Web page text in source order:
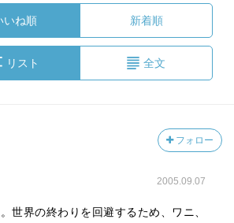
いね順 新着順
リスト 全文
フォロー
2005.09.07
世界の終わりを回避するため、ワニ、